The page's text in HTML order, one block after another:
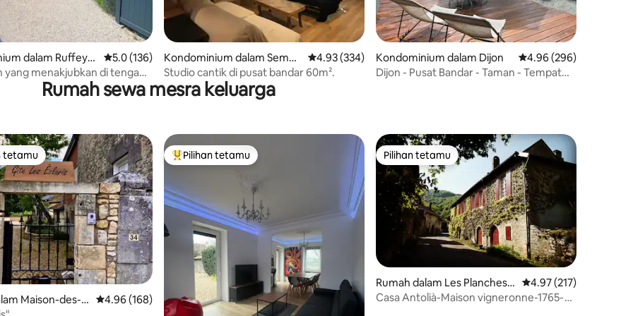
5, 324 ulasan
dalam Ruffey-l
Penarafan purata 5.0 daripada 5, 136 ulasan
5.0 (136)
menakjubkan di tengah-
Kondominium dalam Semur
-en-Auxois
Penarafan purata 4.93 daripada 5, 334 ulasan
4.93 (334)
Studio cantik di pusat bandar 60m².
Kondominium dalam Dijon Penarafan purata 4.96
4.96 (296)
Dijon - Pusat Bandar - Taman - Tempat
Rumah sewa mesra keluarga
tetamu
tetamu
Maison-des-C Penarafan purata 4.96 daripada 5, 168 ulasan
4.96 (168)
Pilihan utama tetamu
Pilihan tetamu Pilihan tetamu
Pilihan tetamu
Rumah dalam Les Planches-
prés-Arbois
Penarafan purata 4.97
4.97 (217)
Casa Antolià-Maison vigneronne-1765-